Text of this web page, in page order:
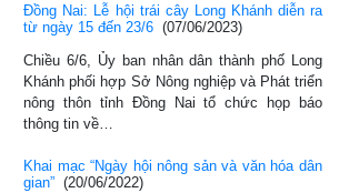
Đồng Nai: Lễ hội trái cây Long Khánh diễn ra
từ ngày 15 đến 23/6 (07/06/2023)
Chiều 6/6, Ủy ban nhân dân thành phố Long
Khánh phối hợp Sở Nông nghiệp và Phát triển
nông thôn tỉnh Đồng Nai tổ chức họp báo
thông tin về…
Khai mạc “Ngày hội nông sản và văn hóa dân
gian” (20/06/2022)